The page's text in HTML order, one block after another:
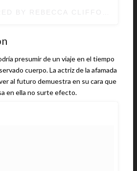
presumir de un viaje en el tiempo
cuerpo. La actriz de la afamada
al futuro demuestra en su cara que
en ella no surte efecto.